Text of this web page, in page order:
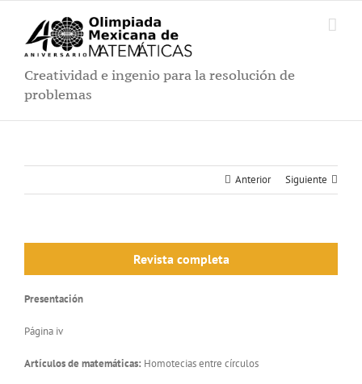
contenido
Creatividad e ingenio para la resolución de
problemas
Anterior Siguiente
Revista completa
Presentación
Página iv
Artículos de matemáticas: Homotecias entre círculos